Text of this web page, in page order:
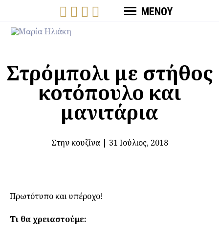
ΜΕΝΟΥ
Στρόμπολι με στήθος
κοτόπουλο και
μανιτάρια
Στην κουζίνα| 31 Ιούλιος, 2018
Πρωτότυπο και υπέροχο!
Τι θα χρειαστούμε: